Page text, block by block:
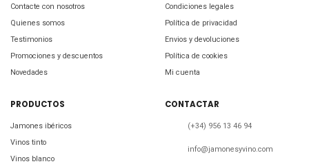
Contacte con nosotros
Quienes somos
Testimonios
Promociones y descuentos
Novedades
Condiciones legales
Política de privacidad
Envios y devoluciones
Política de cookies
Mi cuenta
PRODUCTOS
Jamones ibéricos
Vinos tinto
Vinos blanco
CONTACTAR
(+34) 956 13 46 94
info@jamonesyvino.com